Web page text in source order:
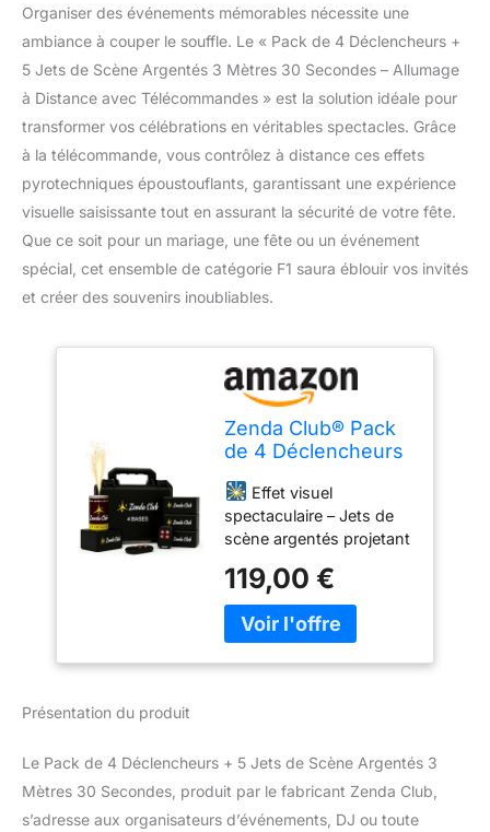
Organiser des événements mémorables nécessite une
ambiance à couper le souffle. Le « Pack de 4 Déclencheurs +
5 Jets de Scène Argentés 3 Mètres 30 Secondes – Allumage
à Distance avec Télécommandes » est la solution idéale pour
transformer vos célébrations en véritables spectacles. Grâce
à la télécommande, vous contrôlez à distance ces effets
pyrotechniques époustouflants, garantissant une expérience
visuelle saisissante tout en assurant la sécurité de votre fête.
Que ce soit pour un mariage, une fête ou un événement
spécial, cet ensemble de catégorie F1 saura éblouir vos invités
et créer des souvenirs inoubliables.
Zenda Club® Pack
de 4 Déclencheurs
Argentés 3 Mètres
30 Secondes –
Allumage à
Distance avec
Télécommandes –
Pour Mariages,
Fêtes et
Événements –
Effet visuel
spectaculaire – Jets de
scène argentés projetant
3 mètres pendant 30
secondes, créant une
pluie scintillante sans
Reconnaît
automatiquement si un
jet est branché – idéal
119,00 €
Présentation du produit
Le Pack de 4 Déclencheurs + 5 Jets de Scène Argentés 3
Mètres 30 Secondes, produit par le fabricant Zenda Club,
s’adresse aux organisateurs d’événements, DJ ou toute